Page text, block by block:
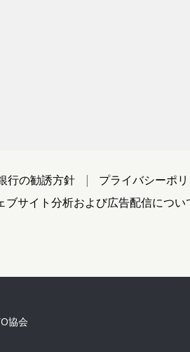
行の勧誘方針
プライバシーポ
ブサイト分析および広告配信につい
協会